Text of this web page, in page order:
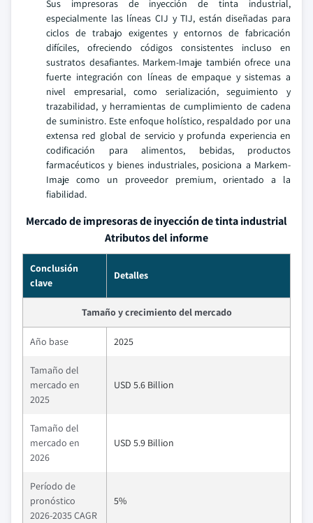
Sus impresoras de inyección de tinta industrial,
especialmente las líneas CIJ y TIJ, están diseñadas para
ciclos de trabajo exigentes y entornos de fabricación
difíciles, ofreciendo códigos consistentes incluso en
sustratos desafiantes. Markem-Imaje también ofrece una
fuerte integración con líneas de empaque y sistemas a
nivel empresarial, como serialización, seguimiento y
trazabilidad, y herramientas de cumplimiento de cadena
de suministro. Este enfoque holístico, respaldado por una
extensa red global de servicio y profunda experiencia en
codificación para alimentos, bebidas, productos
farmacéuticos y bienes industriales, posiciona a Markem-
Imaje como un proveedor premium, orientado a la
fiabilidad.
Mercado de impresoras de inyección de tinta industrial
Atributos del informe
Conclusión
clave
Detalles
Tamaño y crecimiento del mercado
Año base 2025
Tamaño del
mercado en
2025
USD 5.6 Billion
Tamaño del
mercado en
2026
USD 5.9 Billion
Período de
pronóstico
2026-2035 CAGR
5%